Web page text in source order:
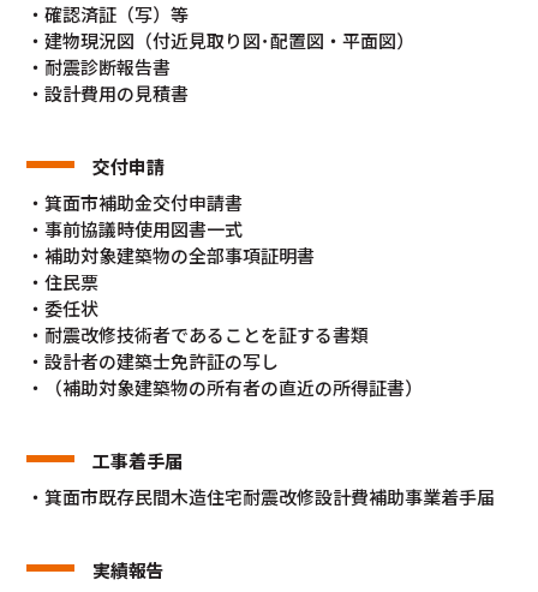
・確認済証（写）等
・建物現況図（付近見取り図･配置図・平面図）
・耐震診断報告書
・設計費用の見積書
交付申請
・箕面市補助金交付申請書
・事前協議時使用図書一式
・補助対象建築物の全部事項証明書
・住民票
・委任状
・耐震改修技術者であることを証する書類
・設計者の建築士免許証の写し
・（補助対象建築物の所有者の直近の所得証書）
工事着手届
・箕面市既存民間木造住宅耐震改修設計費補助事業着手届
実績報告